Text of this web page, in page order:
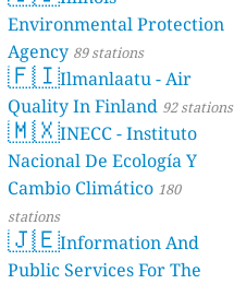
Environmental Protection
Agency 89 stations
🇫🇮Ilmanlaatu - Air
Quality In Finland 92 stations
🇲🇽INECC - Instituto
Nacional De Ecología Y
Cambio Climático 180
stations
🇯🇪Information And
Public Services For The